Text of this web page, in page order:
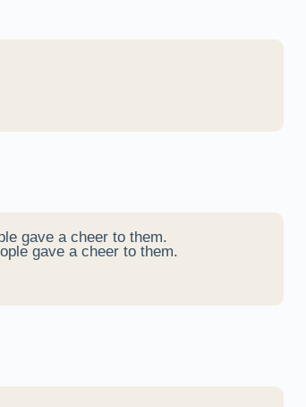
gave a cheer to them.
gave a cheer to them.